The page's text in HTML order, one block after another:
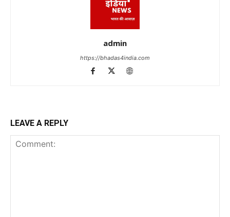
admin
https://bhadas4india.com
LEAVE A REPLY